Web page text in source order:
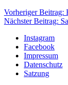
Vorheriger Beitrag:
Nächster Beitrag:
Instagram
Facebook
Impressum
Datenschutz
Satzung